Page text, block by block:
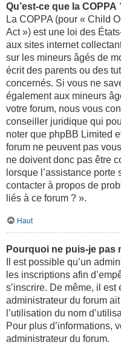
Qu’est-ce que la COPPA
La COPPA (pour « Child
Act ») est une loi des
aux sites internet
sur les mineurs âgés de
écrit des parents ou des
concernés. Si vous ne
également aux mineurs
votre forum, nous vous
conseiller juridique qui
noter que phpBB Limited
forum ne peuvent pas
ne doivent donc pas être
lorsque l’assistance
contacter à propos de
liés à ce forum ? ».
Haut
Pourquoi ne puis-je pas
Il est possible qu’un
les inscriptions afin
s’inscrire. De même, il est
administrateur du forum
l’utilisation du nom
Pour plus d’informations,
administrateur du forum.